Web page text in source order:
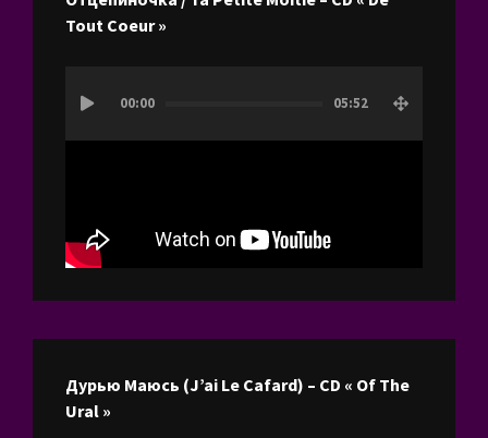
Tout Coeur »
vidéo
00:00 05:52
Дурью Маюсь (J’ai Le Cafard) – CD « Of The
Ural »